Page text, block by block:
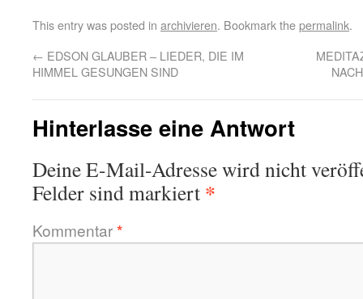
This entry was posted in archivieren. Bookmark thepermalink.
← EDSON GLAUBER – LIEDER, DIE IM
HIMMEL GESUNGEN SIND
Hinterlasse eine Antwort
Deine E-Mail-Adresse wird nicht
Felder sind markiert *
Kommentar*